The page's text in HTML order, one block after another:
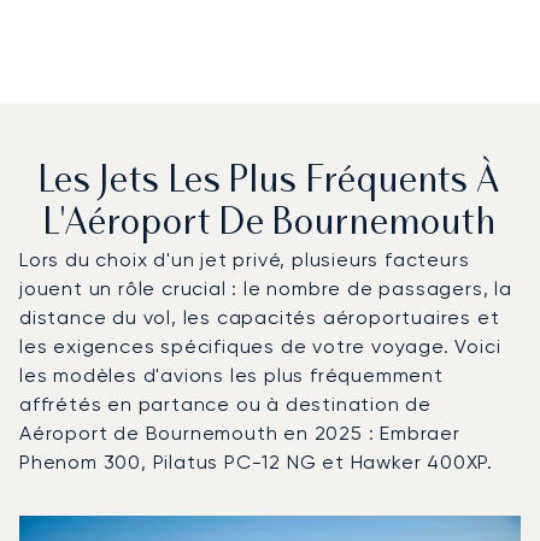
Les Jets Les Plus Fréquents À
L'Aéroport De Bournemouth
Lors du choix d'un jet privé, plusieurs facteurs
jouent un rôle crucial : le nombre de passagers, la
distance du vol, les capacités aéroportuaires et
les exigences spécifiques de votre voyage. Voici
les modèles d'avions les plus fréquemment
affrétés en partance ou à destination de
Aéroport de Bournemouth en 2025 : Embraer
Phenom 300, Pilatus PC-12 NG et Hawker 400XP.
Photo de l'aéronefModèle d'aéronef